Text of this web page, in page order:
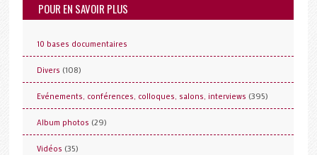
POUR EN SAVOIR PLUS
10 bases documentaires
Divers (108)
Evénements, conférences, colloques, salons, interviews (395)
Album photos (29)
Vidéos (35)